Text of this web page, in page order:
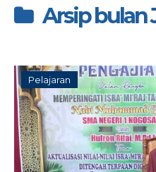
Arsip bulan
Pelajaran